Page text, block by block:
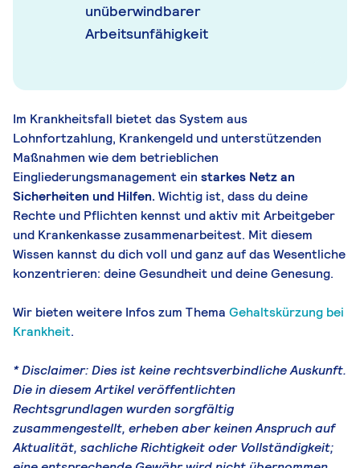
unüberwindbarer
Arbeitsunfähigkeit
Im Krankheitsfall bietet das System aus
Lohnfortzahlung, Krankengeld und unterstützenden
Maßnahmen wie dem betrieblichen
Eingliederungsmanagement ein starkes Netz an
Sicherheiten und Hilfen. Wichtig ist, dass du deine
Rechte und Pflichten kennst und aktiv mit Arbeitgeber
und Krankenkasse zusammenarbeitest. Mit diesem
Wissen kannst du dich voll und ganz auf das Wesentliche
konzentrieren: deine Gesundheit und deine Genesung.
Wir bieten weitere Infos zum Thema Gehaltskürzung bei
Krankheit.
* Disclaimer: Dies ist keine rechtsverbindliche Auskunft.
Die in diesem Artikel veröffentlichten
Rechtsgrundlagen wurden sorgfältig
zusammengestellt, erheben aber keinen Anspruch auf
Aktualität, sachliche Richtigkeit oder Vollständigkeit;